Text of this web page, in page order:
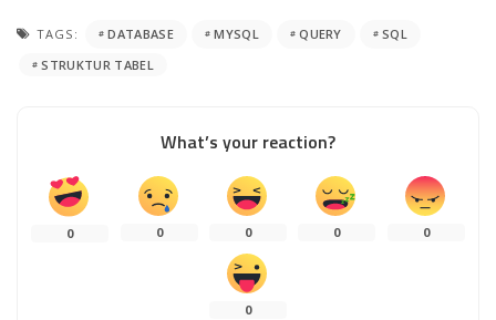
TAGS: DATABASE MYSQL QUERY
SQL
STRUKTUR TABEL
What’s your reaction?
0 0 0 0 0
0